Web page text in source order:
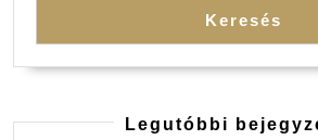
Keresés
Legutóbbi